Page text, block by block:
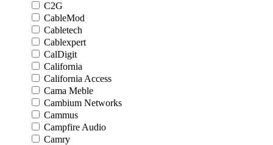
C2G
CableMod
Cabletech
Cablexpert
CalDigit
California
California Access
Cama Meble
Cambium Networks
Cammus
Campfire Audio
Camry